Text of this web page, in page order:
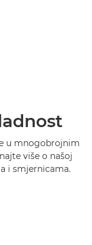
u mnogobrojnim
više o našoj
i smjernicama.